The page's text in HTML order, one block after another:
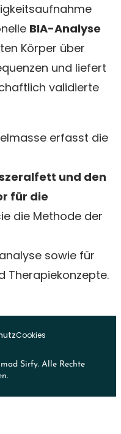
BIA-Analyse
Körper über
und liefert
validierte
erfasst die
und den
für die
die Methode der
sowie für
Therapiekonzepte.
Cookies
Sirfy. Alle Rechte